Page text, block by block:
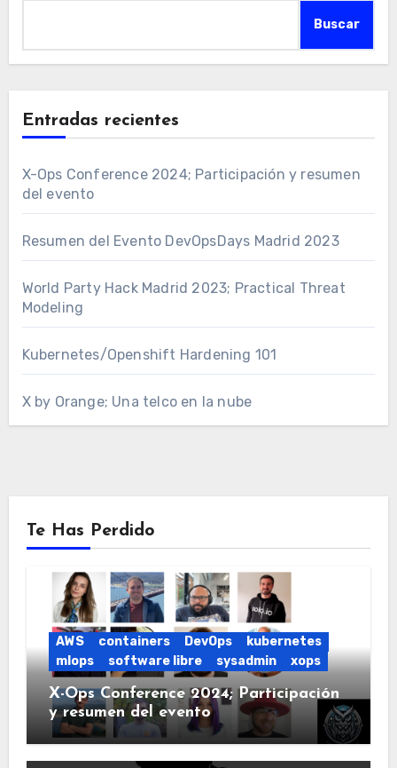
Buscar
Entradas recientes
X-Ops Conference 2024; Participación y resumen
del evento
Resumen del Evento DevOpsDays Madrid 2023
World Party Hack Madrid 2023; Practical Threat
Modeling
Kubernetes/Openshift Hardening 101
X by Orange; Una telco en la nube
Te Has Perdido
AWS containers DevOps
kubernetes
mlops
software libre sysadmin xops
X-Ops Conference 2024; Participación
y resumen del evento